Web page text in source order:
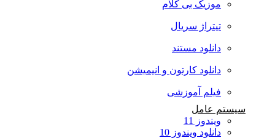
موزیک بی کلام
تیتراژ سریال
دانلود مستند
دانلود کارتون و انیمیشن
فیلم آموزشی
سیستم عامل
ویندوز 11
دانلود ویندوز 10